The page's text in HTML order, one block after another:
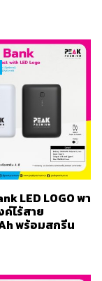
LED LOGO พา
ค์ไร้สาย
พร้อมสกรีน